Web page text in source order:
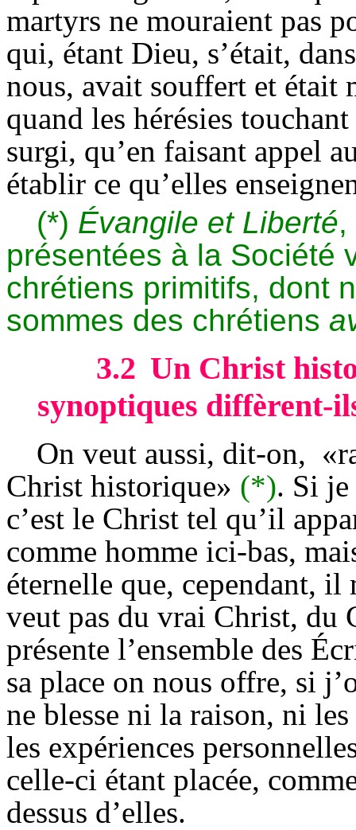
martyrs ne mouraient pas
qui, étant Dieu, s’était,
nous, avait souffert et était
quand les hérésies
surgi, qu’en faisant appel
établir ce qu’elles
(*) Évangile et Liberté
présentées à la Société
chrétiens primitifs, dont
sommes des chrétiens
3.2 Un Christ
synoptiques diffèrent-
On veut aussi, dit-on,
Christ historique» (*). Si je
c’est le Christ tel qu’il
comme homme ici-bas,
éternelle que, cependant, il
veut pas du vrai Christ, du
présente l’ensemble des
sa place on nous offre, si
ne blesse ni la raison, ni
les expériences
celle-ci étant placée,
dessus d’elles.